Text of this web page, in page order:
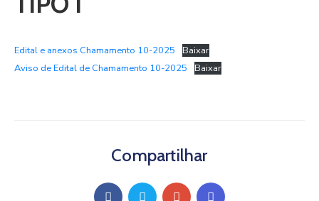
Edital e anexos Chamamento 10-2025
Baixar
Aviso de Edital de Chamamento 10-2025
Baixar
Compartilhar